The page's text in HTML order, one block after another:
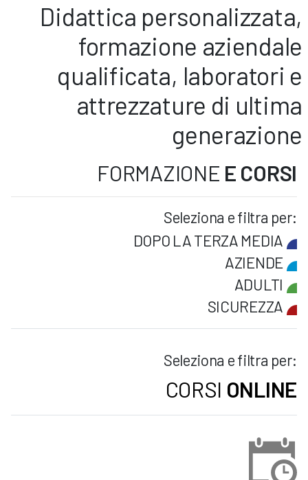
Didattica personalizzata,
formazione aziendale
qualificata, laboratori e
attrezzature di ultima
generazione
FORMAZIONE E CORSI
Seleziona e filtra per:
DOPO LA TERZA MEDIA
AZIENDE
ADULTI
SICUREZZA
Seleziona e filtra per:
CORSI ONLINE